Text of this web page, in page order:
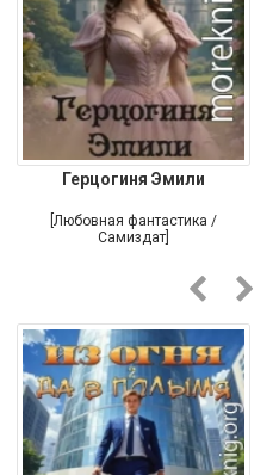
Герцогиня Эмили
[Любовная фантастика /
Самиздат]